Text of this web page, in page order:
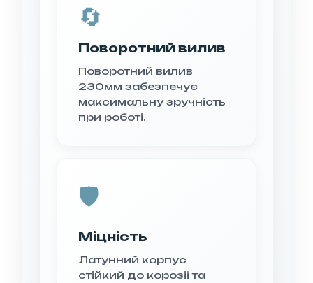
🔄
Поворотний вилив
Поворотний вилив
230мм забезпечує
максимальну зручність
при роботі.
🛡️
Міцність
Латунний корпус
стійкий до корозії та